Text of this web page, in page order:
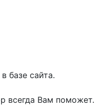
базе сайта.
всегда Вам поможет.